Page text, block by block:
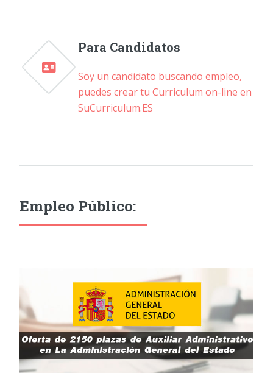
Para Candidatos
Soy un candidato buscando empleo,
puedes crear tu Curriculum on-line en
SuCurriculum.ES
Empleo Público: